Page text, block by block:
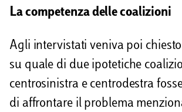
La competenza delle coalizioni
Agli intervistati veniva poi
su quale di due ipotetiche
centrosinistra e centrodestra
di affrontare il problema